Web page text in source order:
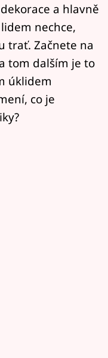
a hlavně
nechce,
trať. Začnete na
tom dalším je to
úklidem
co je